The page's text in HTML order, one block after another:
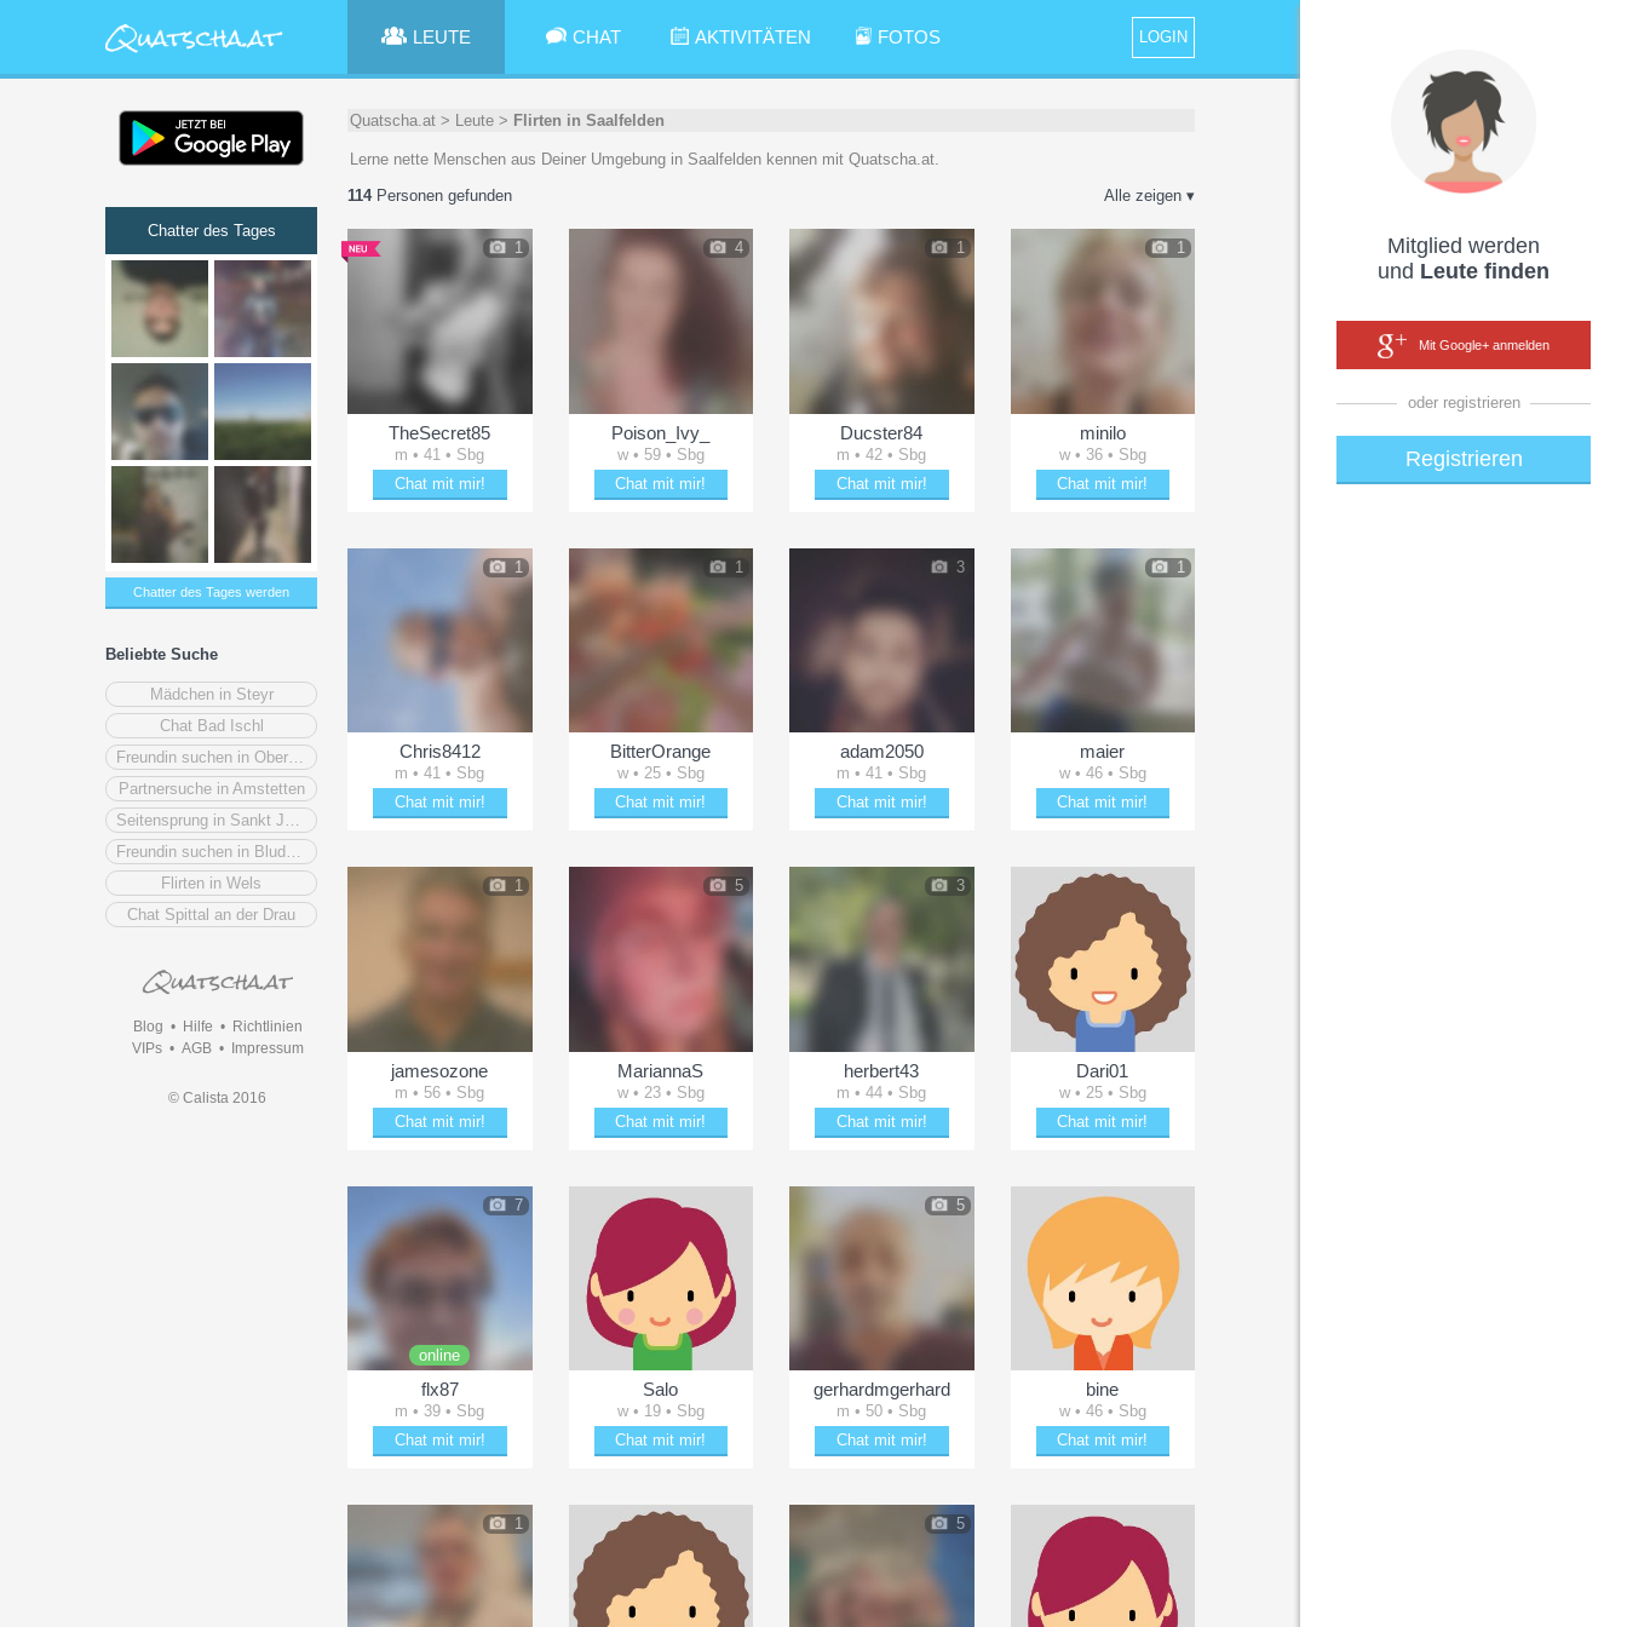
Mitglied werden
und Leute finden
Mit Google+ anmelden
oder registrieren
Registrieren
LOGIN
LEUTE CHAT AKTIVITÄTEN FOTOS
Chatter des Tages
Chatter des Tages werden
Beliebte Suche
Mädchen in Steyr
Chat Bad Ischl
Partnersuche in Amstetten
Flirten in Wels
Chat Spittal an der Drau
Blog • Hilfe • Richtlinien
VIPs• AGB• Impressum
© Calista 2016
Quatscha.at > Leute > Flirten in Saalfelden
Lerne nette Menschen aus Deiner Umgebung in Saalfelden kennen mit Quatscha.at.
Alle zeigen ▾
114Personen gefunden
1
TheSecret85
m • 41 • Sbg
Chat mit mir!
4
Poison_Ivy_
w • 59 • Sbg
Chat mit mir!
1
Ducster84
m • 42 • Sbg
Chat mit mir!
1
minilo
w • 36 • Sbg
Chat mit mir!
1
Chris8412
m • 41 • Sbg
Chat mit mir!
1
BitterOrange
w • 25 • Sbg
Chat mit mir!
3
adam2050
m • 41 • Sbg
Chat mit mir!
1
maier
w • 46 • Sbg
Chat mit mir!
1
jamesozone
m • 56 • Sbg
Chat mit mir!
5
MariannaS
w • 23 • Sbg
Chat mit mir!
3
herbert43
m • 44 • Sbg
Chat mit mir!
Dari01
w • 25 • Sbg
Chat mit mir!
7
online
flx87
m • 39 • Sbg
Chat mit mir!
Salo
w • 19 • Sbg
Chat mit mir!
5
gerhardmgerhard
m • 50 • Sbg
Chat mit mir!
bine
w • 46 • Sbg
Chat mit mir!
1 5